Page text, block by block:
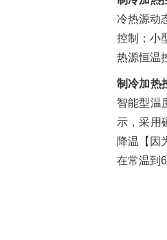
冷热源动
控制；小
热源恒温
制冷加热
智能型温
示，采用
降温【因
在常温到